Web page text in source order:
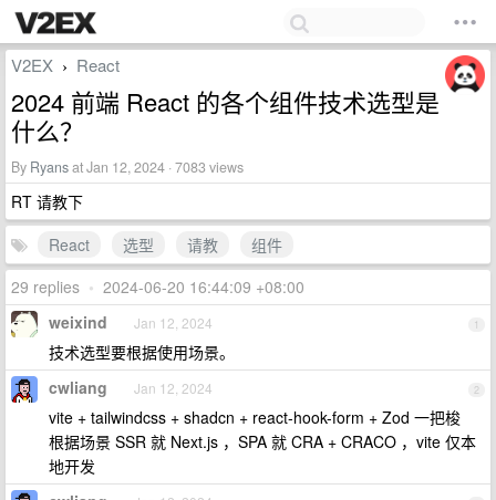
V2EX › React
2024 前端 React 的各个组件技术选型是
什么？
By Ryansat Jan 12, 2024 · 7083 views
RT 请教下
React
选型 请教
组件
29 replies • 2024-06-20 16:44:09 +08:00
1
weixind Jan 12, 2024
技术选型要根据使用场景。
2
cwliang Jan 12, 2024
vite + tailwindcss + shadcn + react-hook-form + Zod 一把梭
根据场景 SSR 就 Next.js ，SPA 就 CRA + CRACO ，vite 仅本
地开发